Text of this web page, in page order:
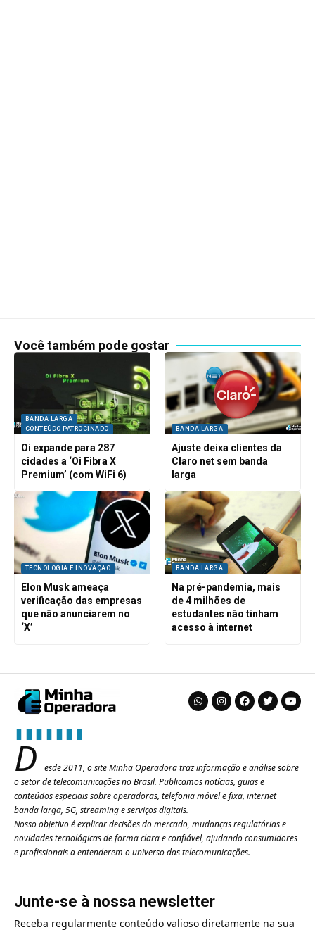
Você também pode gostar
BANDA LARGA
CONTEÚDO PATROCINADO
Oi expande para 287
cidades a ‘Oi Fibra X
Premium’ (com WiFi 6)
BANDA LARGA
Ajuste deixa clientes da
Claro net sem banda
larga
TECNOLOGIA E INOVAÇÃO
Elon Musk ameaça
verificação das empresas
que não anunciarem no
‘X’
BANDA LARGA
Na pré-pandemia, mais
de 4 milhões de
estudantes não tinham
acesso à internet
D
esde 2011, o site Minha Operadora traz informação e análise sobre
o setor de telecomunicações no Brasil. Publicamos notícias, guias e
conteúdos especiais sobre operadoras, telefonia móvel e fixa, internet
banda larga, 5G, streaming e serviços digitais.
Nosso objetivo é explicar decisões do mercado, mudanças regulatórias e
novidades tecnológicas de forma clara e confiável, ajudando consumidores
e profissionais a entenderem o universo das telecomunicações.
Junte-se à nossa newsletter
Receba regularmente conteúdo valioso diretamente na sua